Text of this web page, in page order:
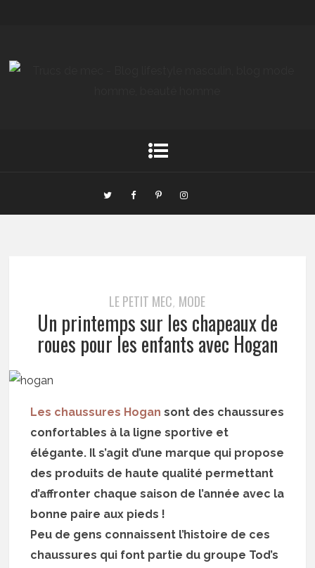
LE PETIT MEC, MODE
Un printemps sur les chapeaux de
roues pour les enfants avec Hogan
Les chaussures Hogan sont des chaussures
confortables à la ligne sportive et
élégante. Il s’agit d’une marque qui propose
des produits de haute qualité permettant
d’affronter chaque saison de l’année avec la
bonne paire aux pieds !
Peu de gens connaissent l’histoire de ces
chaussures qui font partie du groupe Tod’s